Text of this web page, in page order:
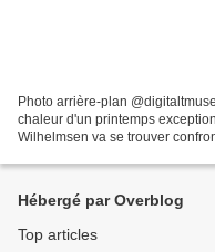
Photo arrière-plan
chaleur d'un printemps
Wilhelmsen va se trouver
Hébergé par Overblog
Top articles